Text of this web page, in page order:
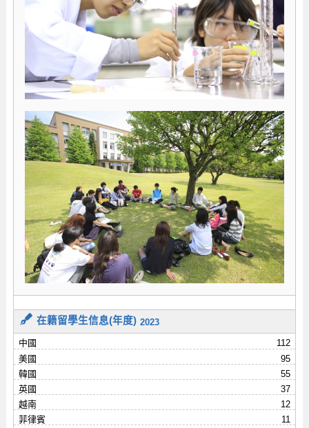
在籍留學生信息(年度) 2023
中國
112
美國
95
韓國
55
英國
37
越南
12
菲律賓
11